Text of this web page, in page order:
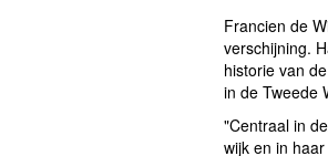
Francien de
verschijning.
historie van
in de Tweede
"Centraal in
wijk en in